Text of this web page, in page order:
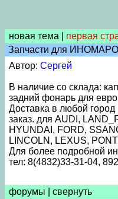
новая тема первая
Запчасти для
Автор: Сергей
В наличие со склада:
задний фонарь для
Доставка в любой город
заказ. для AUDI,
HYUNDAI, FORD,
LINCOLN, LEXUS,
Для более подробной
тел: 8(4832)33-31-04,
форумы свернуть